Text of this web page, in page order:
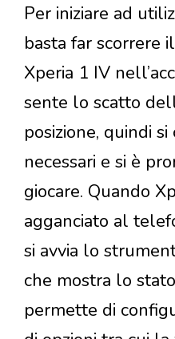
Per iniziare ad
basta far scorrere
Xperia 1 IV
sente lo scatto
posizione, quindi
necessari e si è
giocare. Quando
agganciato al
si avvia lo
che mostra lo
permette di